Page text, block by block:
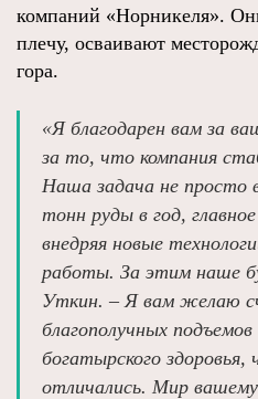
компаний «Норникеля».
плечу, осваивают
гора.
«Я благодарен вам за
за то, что компания
Наша задача не просто
тонн руды в год,
внедряя новые
работы. За этим наше
Уткин. – Я вам желаю
благополучных
богатырского здоровья,
отличались. Мир